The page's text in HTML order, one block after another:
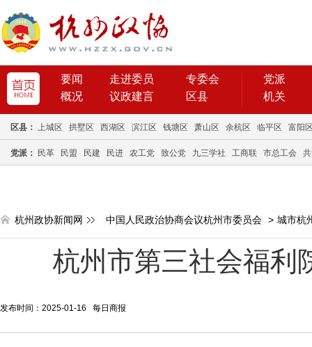
要闻 走进委员
专委会
概况
议政建言 区县
党派
机关
区县： 上城区 拱墅区 西湖区 滨江区 钱塘区 萧山区 余杭区 临平区 富阳
党派： 民革 民盟 民建 民进 农工党 致公党 九三学社 工商联 市总工会
杭州政协新闻网 中国人民政治协商会议杭州市委员会 > 城市杭
杭州市第三社会福利
发布时间：2025-01-16 每日商报